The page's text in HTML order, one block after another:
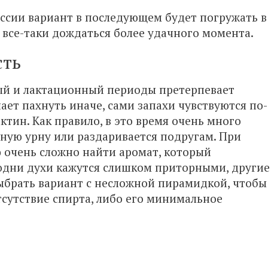
вариант в последующем будет погружать в
таки дождаться более удачного момента.
и лактационный периоды претерпевает
пахнуть иначе, сами запахи чувствуются по-
Как правило, в это время очень много
урну или раздаривается подругам. При
сложно найти аромат, который
духи кажутся слишком приторными, другие
вариант с несложной пирамидкой, чтобы
спирта, либо его минимальное